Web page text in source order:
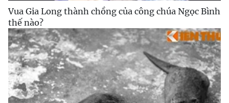
Vua Gia Long thành chồng của công chúa Ngọc Bình
thế nào?